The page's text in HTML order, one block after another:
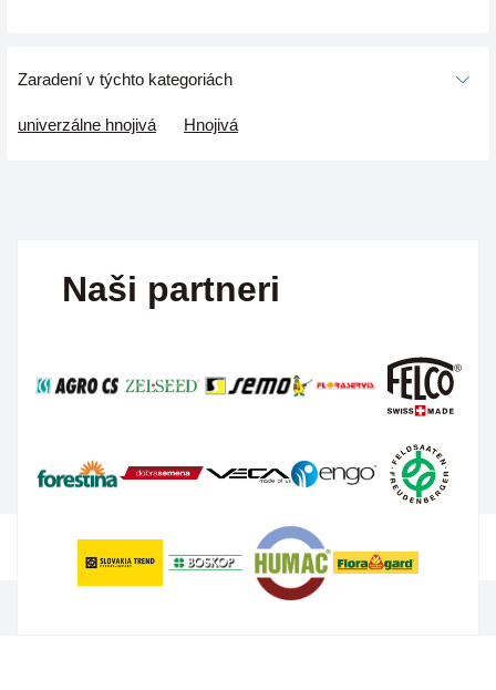
Zaradení v týchto kategoriách
univerzálne hnojivá Hnojivá
Naši partneri